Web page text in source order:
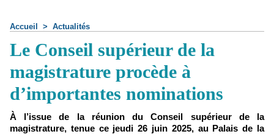
Accueil > Actualités
Le Conseil supérieur de la
magistrature procède à
d’importantes nominations
À l’issue de la réunion du Conseil supérieur de la
magistrature, tenue ce jeudi 26 juin 2025, au Palais de la